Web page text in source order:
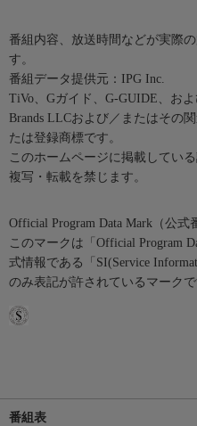
番組内容、放送時間などが実際
す。
番組データ提供元：IPG Inc.
TiVo、Gガイド、G-GUIDE、お
Brands LLCおよび／またはその
たは登録商標です。
このホームページに掲載してい
複写・転載を禁じます。
Official Program Data Mark（公式
このマークは「Official Program
式情報である「SI(Service
のみ表記が許されているマークで
番組表